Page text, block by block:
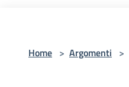
Home > Argomenti >